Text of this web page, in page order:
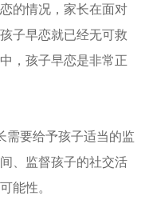
的情况，家长在面对
子早恋就已经无可救
，孩子早恋是非常正
需要给予孩子适当的监
、监督孩子的社交活
能性。